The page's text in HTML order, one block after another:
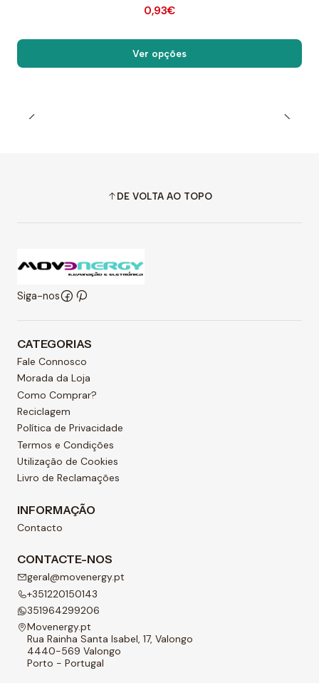
0,93€
Ver opções
DE VOLTA AO TOPO
Siga-nos
CATEGORIAS
Fale Connosco
Morada da Loja
Como Comprar?
Reciclagem
Política de Privacidade
Termos e Condições
Utilização de Cookies
Livro de Reclamações
INFORMAÇÃO
Contacto
CONTACTE-NOS
geral@movenergy.pt
+351220150143
351964299206
Movenergy.pt
Rua Rainha Santa Isabel, 17, Valongo
4440-569 Valongo
Porto - Portugal